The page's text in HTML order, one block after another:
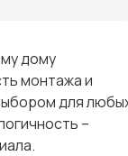
дому
монтажа и
для
–